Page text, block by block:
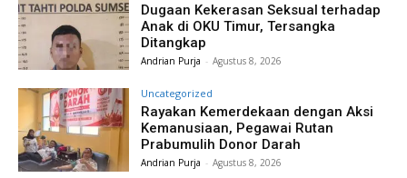
Dugaan Kekerasan Seksual terhadap
Anak di OKU Timur, Tersangka
Ditangkap
Andrian Purja - Agustus 8, 2026
Uncategorized
Rayakan Kemerdekaan dengan Aksi
Kemanusiaan, Pegawai Rutan
Prabumulih Donor Darah
Andrian Purja - Agustus 8, 2026